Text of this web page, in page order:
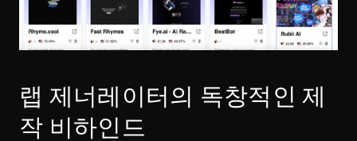
랩 제너레이터의 독창적인 제
작 비하인드